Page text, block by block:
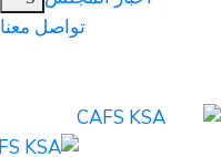
تواصل معنا